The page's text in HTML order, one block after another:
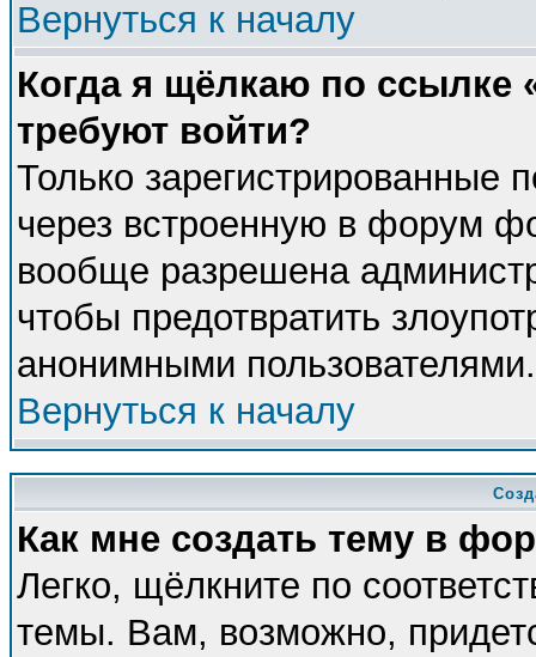
Вернуться к началу
Когда я щёлкаю по ссылке
требуют войти?
Только зарегистрированные
через встроенную в форум
вообще разрешена
чтобы предотвратить
анонимными пользователями.
Вернуться к началу
Как мне создать тему в
Легко, щёлкните по
темы. Вам, возможно,